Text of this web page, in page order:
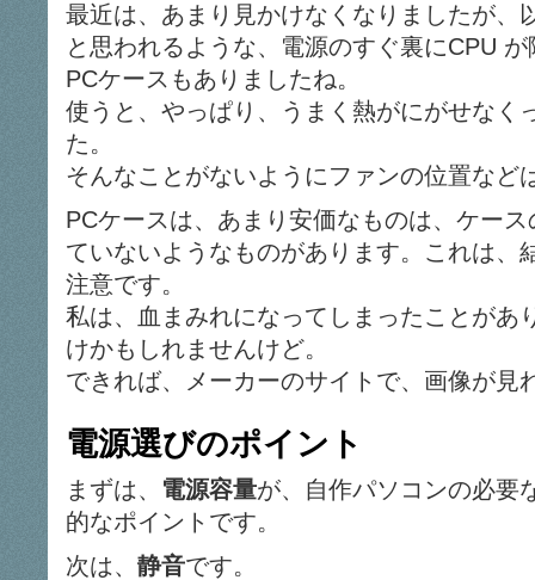
最近は、あまり見かけなくなりましたが、
と思われるような、電源のすぐ裏にCPU
PCケースもありましたね。
使うと、やっぱり、うまく熱がにがせなく
た。
そんなことがないようにファンの位置など
PCケースは、あまり安価なものは、ケー
ていないようなものがあります。これは、
注意です。
私は、血まみれになってしまったことがあ
けかもしれませんけど。
できれば、メーカーのサイトで、画像が見
電源選びのポイント
まずは、 電源容量が、自作パソコンの必要
的なポイントです。
次は、 静音です。